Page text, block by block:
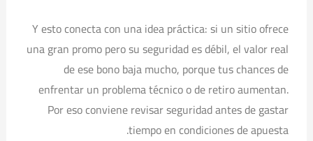
Y esto conecta con una idea práctica: si un sitio ofrece
una gran promo pero su seguridad es débil, el valor real
de ese bono baja mucho, porque tus chances de
enfrentar un problema técnico o de retiro aumentan.
Por eso conviene revisar seguridad antes de gastar
tiempo en condiciones de apuesta.